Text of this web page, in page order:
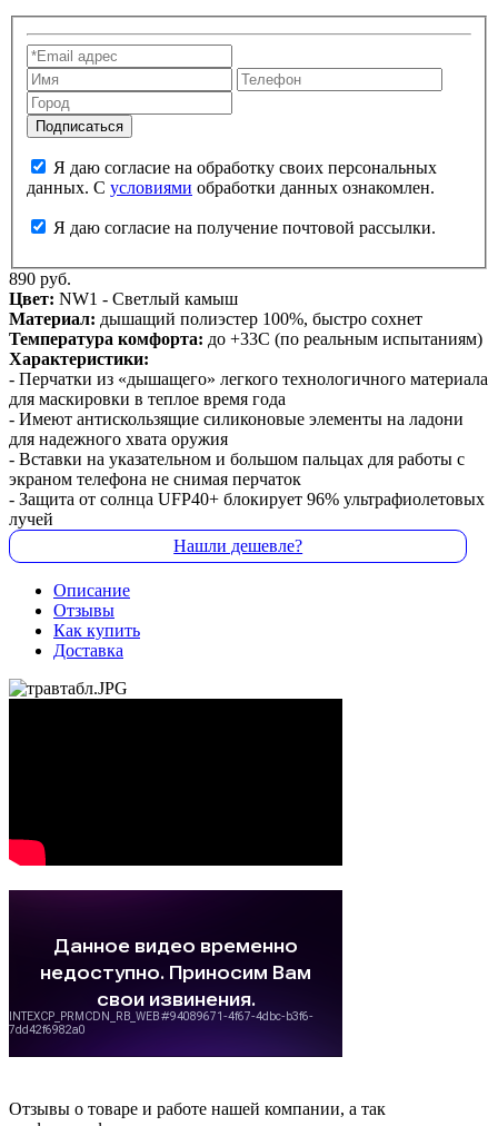
данных. С условиями обработки данных ознакомлен.
Я даю согласие на получение почтовой рассылки.
890 руб.
Цвет: NW1 - Светлый камыш
Материал: дышащий полиэстер 100%, быстро сохнет
Температура комфорта: до +33С (по реальным испытаниям)
Характеристики:
- Перчатки из «дышащего» легкого технологичного материала
для маскировки в теплое время года
- Имеют антискользящие силиконовые элементы на ладони
для надежного хвата оружия
- Вставки на указательном и большом пальцах для работы с
экраном телефона не снимая перчаток
- Защита от солнца UFP40+ блокирует 96% ультрафиолетовых
лучей
Нашли дешевле?
Описание
Отзывы
Как купить
Доставка
Отзывы о товаре и работе нашей компании, а так